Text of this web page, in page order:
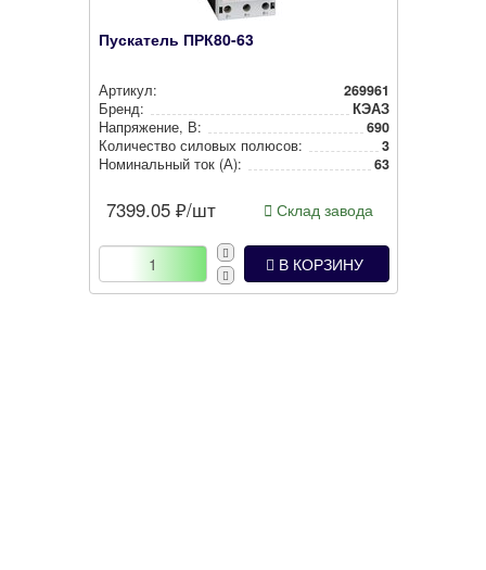
Пускатель ПРК80-63
Артикул:
269961
Бренд:
КЭАЗ
Нап­ря­же­ние, В:
690
Количество силовых полюсов:
3
Номи­наль­ный ток (А):
63
7399.05 ₽/шт Склад завода
В КОРЗИНУ